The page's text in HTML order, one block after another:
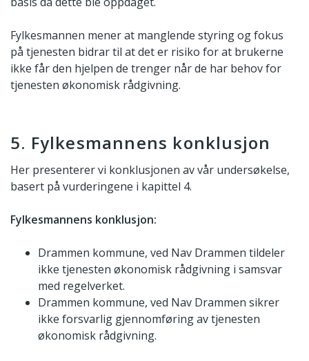
Fylkesmannen mener at manglende styring og fokus
på tjenesten bidrar til at det er risiko for at brukerne
ikke får den hjelpen de trenger når de har behov for
tjenesten økonomisk rådgivning.
5. Fylkesmannens konklusjon
Her presenterer vi konklusjonen av vår undersøkelse,
basert på vurderingene i kapittel 4.
Fylkesmannens konklusjon:
Drammen kommune, ved Nav Drammen tildeler
ikke tjenesten økonomisk rådgivning i samsvar
med regelverket.
Drammen kommune, ved Nav Drammen sikrer
ikke forsvarlig gjennomføring av tjenesten
økonomisk rådgivning.